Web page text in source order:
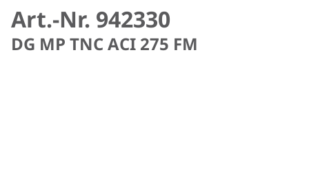
Art.-Nr. 942330
DG MP TNC ACI 275 FM